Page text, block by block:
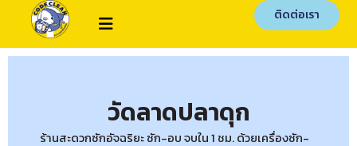
ติดต่อเรา
วัดลาดปลาดุก
ร้านสะดวกซักอัจฉริยะ ซัก-อบ จบใน 1 ชม. ด้วยเครื่องซัก-